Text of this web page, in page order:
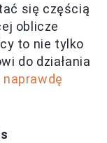
się częścią
oblicze
to nie tylko
do działania